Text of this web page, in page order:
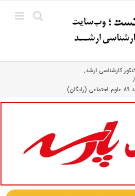
کارشناسی ارشد